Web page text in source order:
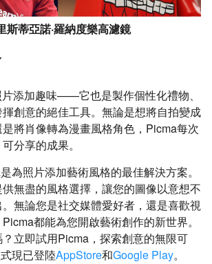
斯蒂亞諾·羅納度樂高濾鏡
添加趣味——它也是製作個性化禮物、
創意的絕佳工具。無論是想將自拍變成
將肖像轉為漫畫風格角色，Picma每次
分享的成果。
為照片添加藝術風格的最佳解決方案。
無盡的風格選擇，讓您的圖像以意想不
無論您是社交媒體愛好者，還是喜歡視
都能為您開啟藝術創作的新世界。
立即試用Picma，探索創意的無限可
現已登陸AppStore和Google Play。